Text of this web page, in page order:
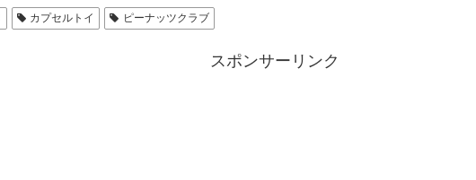
カプセルトイ ピーナッツクラブ
スポンサーリンク